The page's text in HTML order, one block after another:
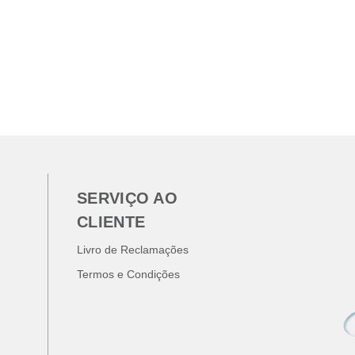
SERVIÇO AO
CLIENTE
Livro de Reclamações
Termos e Condições